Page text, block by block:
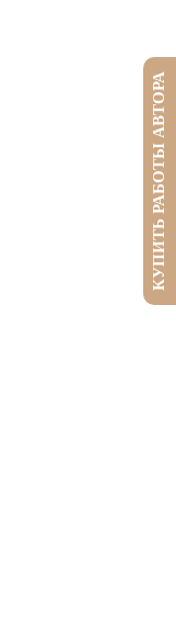
КУПИТЬ РАБОТЫ АВТОРА